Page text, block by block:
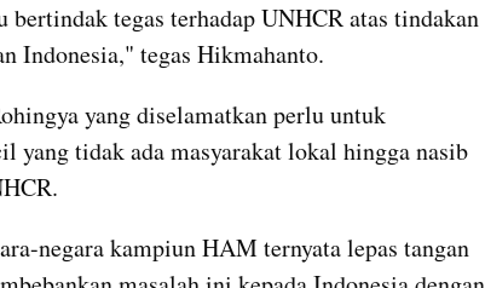
tegas terhadap UNHCR atas tindakan
Indonesia," tegas Hikmahanto.
yang diselamatkan perlu untuk
yang tidak ada masyarakat lokal hingga nasib
negara kampiun HAM ternyata lepas tangan